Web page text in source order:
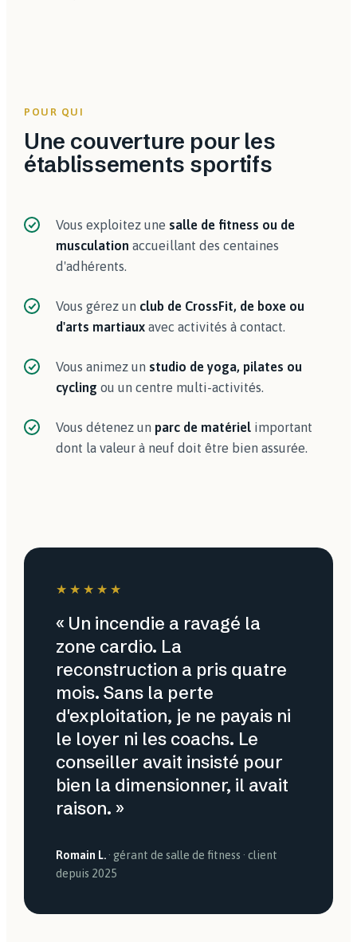
POUR QUI
Une couverture pour les
établissements sportifs
Vous exploitez une salle de fitness ou de
musculation accueillant des centaines
d'adhérents.
Vous gérez un club de CrossFit, de boxe ou
d'arts martiaux avec activités à contact.
Vous animez un studio de yoga, pilates ou
cycling ou un centre multi-activités.
Vous détenez un parc de matériel important
dont la valeur à neuf doit être bien assurée.
★★★★★
« Un incendie a ravagé la
zone cardio. La
reconstruction a pris quatre
mois. Sans la perte
d'exploitation, je ne payais ni
le loyer ni les coachs. Le
conseiller avait insisté pour
bien la dimensionner, il avait
raison. »
Romain L. · gérant de salle de fitness · client
depuis 2025